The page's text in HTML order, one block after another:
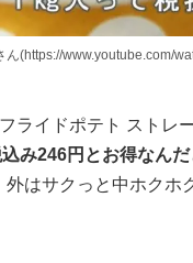
(https://www.youtube.com/
ライドポテト ストレ
み246円とお得なんだ
はサクっと中ホク